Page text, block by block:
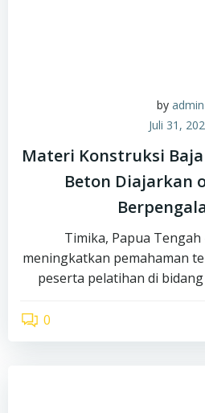
by admin
Juli 31,
Materi Konstruksi
Beton Diajarkan
Timika, Papua
meningkatkan pemahaman
peserta pelatihan di
0